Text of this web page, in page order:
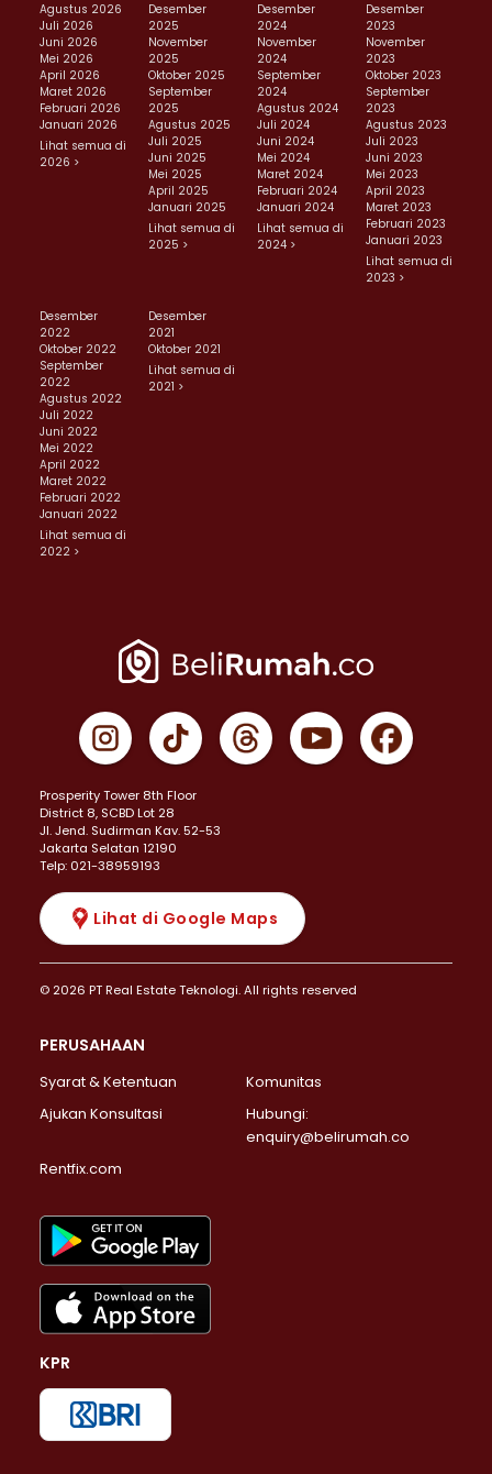
Agustus 2026
Juli 2026
Juni 2026
Mei 2026
April 2026
Maret 2026
Februari 2026
Januari 2026
Lihat semua di
2026 >
Desember
2025
November
2025
Oktober 2025
September
2025
Agustus 2025
Juli 2025
Juni 2025
Mei 2025
April 2025
Januari 2025
Lihat semua di
2025 >
Desember
2024
November
2024
September
2024
Agustus 2024
Juli 2024
Juni 2024
Mei 2024
Maret 2024
Februari 2024
Januari 2024
Lihat semua di
2024 >
Desember
2023
November
2023
Oktober 2023
September
2023
Agustus 2023
Juli 2023
Juni 2023
Mei 2023
April 2023
Maret 2023
Februari 2023
Januari 2023
Lihat semua di
2023 >
Desember
2022
Oktober 2022
September
2022
Agustus 2022
Juli 2022
Juni 2022
Mei 2022
April 2022
Maret 2022
Februari 2022
Januari 2022
Lihat semua di
2022 >
Desember
2021
Oktober 2021
Lihat semua di
2021 >
Prosperity Tower 8th Floor
District 8, SCBD Lot 28
JI. Jend. Sudirman Kav. 52-53
Jakarta Selatan 12190
Telp: 021-38959193
Lihat di Google Maps
© 2026 PT Real Estate Teknologi. All rights reserved
PERUSAHAAN
Syarat & Ketentuan
Komunitas
Ajukan Konsultasi
Hubungi:
enquiry@belirumah.co
Rentfix.com
KPR